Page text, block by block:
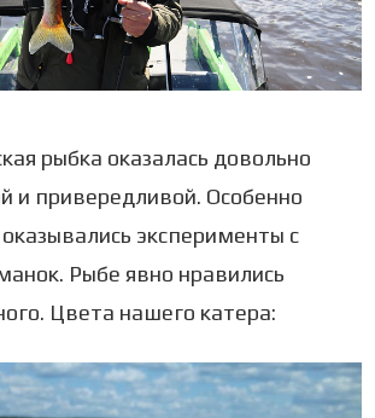
рыбка оказалась довольно
и привередливой. Особенно
эксперименты с
Рыбе явно нравились
Цвета нашего катера: